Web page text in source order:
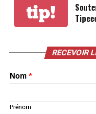
tip!
RECEVOIR
Nom *
Prénom